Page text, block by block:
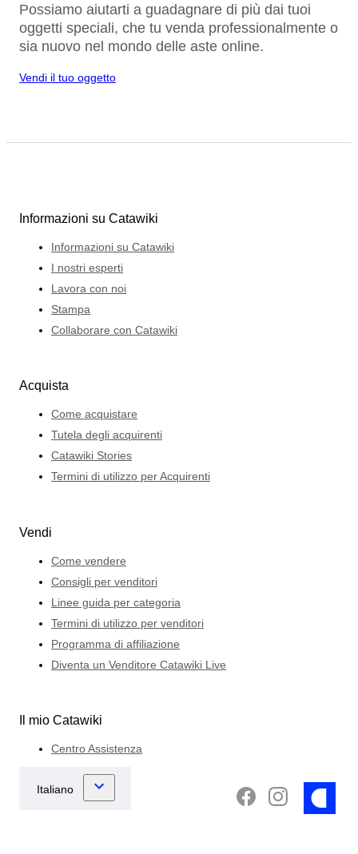
Possiamo aiutarti a guadagnare di più dai tuoi
oggetti speciali, che tu venda professionalmente o
sia nuovo nel mondo delle aste online.
Vendi il tuo oggetto
Informazioni su Catawiki
Informazioni su Catawiki
I nostri esperti
Lavora con noi
Stampa
Collaborare con Catawiki
Acquista
Come acquistare
Tutela degli acquirenti
Catawiki Stories
Termini di utilizzo per Acquirenti
Vendi
Come vendere
Consigli per venditori
Linee guida per categoria
Termini di utilizzo per venditori
Programma di affiliazione
Diventa un Venditore Catawiki Live
Il mio Catawiki
Centro Assistenza